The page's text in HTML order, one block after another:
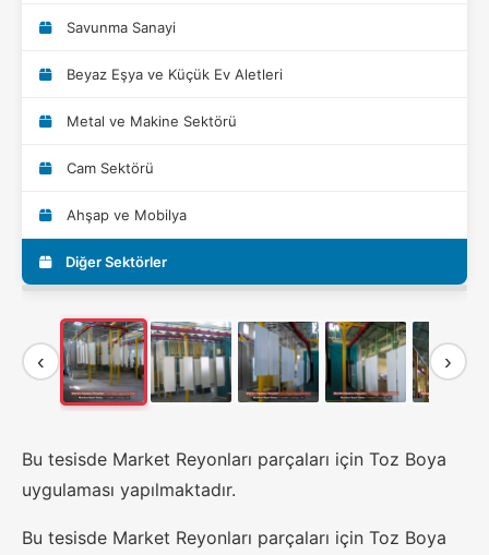
Savunma Sanayi
Beyaz Eşya ve Küçük Ev Aletleri
Metal ve Makine Sektörü
Cam Sektörü
Ahşap ve Mobilya
Diğer Sektörler
‹ ›
Bu tesisde Market Reyonları parçaları için Toz Boya
uygulaması yapılmaktadır.
Bu tesisde Market Reyonları parçaları için Toz Boya